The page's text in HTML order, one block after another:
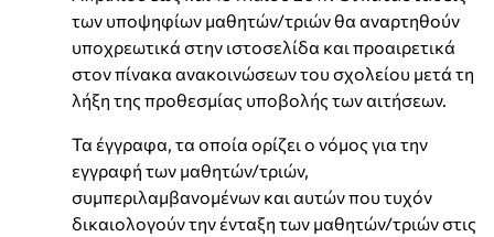
των υποψηφίων μαθητών/τριών θα αναρτηθούν
υποχρεωτικά στην ιστοσελίδα και προαιρετικά
στον πίνακα ανακοινώσεων του σχολείου μετά τη
λήξη της προθεσμίας υποβολής των αιτήσεων.
Τα έγγραφα, τα οποία ορίζει ο νόμος για την
εγγραφή των μαθητών/τριών,
συμπεριλαμβανομένων και αυτών που τυχόν
δικαιολογούν την ένταξη των μαθητών/τριών στις